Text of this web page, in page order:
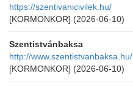
https://szentivanicivilek.hu/
[KORMONKOR] (2026-06-10)
Szentistvánbaksa
http://www.szentistvanbaksa.hu/
[KORMONKOR] (2026-06-10)